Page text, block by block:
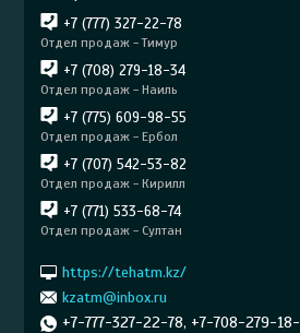
+7 (777) 327-22-78
Отдел продаж - Тимур
+7 (708) 279-18-34
Отдел продаж - Наиль
+7 (775) 609-98-55
Отдел продаж - Ербол
+7 (707) 542-53-82
Отдел продаж - Кирилл
+7 (771) 533-68-74
Отдел продаж - Султан
https://tehatm.kz/
kzatm@inbox.ru
+7-777-327-22-78, +7-708-279-18-